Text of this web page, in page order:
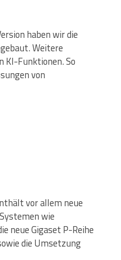
haben wir die
Weitere
KI-Funktionen. So
von
vor allem neue
wie
neue Gigaset P-Reihe
die Umsetzung